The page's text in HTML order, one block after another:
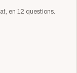
en 12 questions.